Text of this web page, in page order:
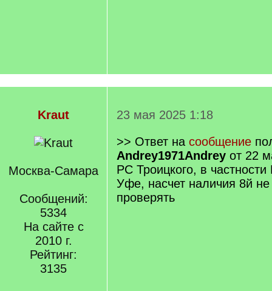
Kraut
Москва-Самара
Сообщений:
5334
На сайте с
2010 г.
Рейтинг:
3135
23 мая 2025 1:18
>> Ответ на сообщение
Andrey1971Andrey от 22
РС Троицкого, в
Уфе, насчет наличия 8й
проверять